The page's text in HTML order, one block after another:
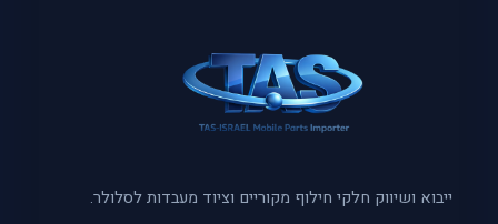
ייבוא ושיווק חלקי חילוף מקוריים וציוד מעבדות לסלולר.